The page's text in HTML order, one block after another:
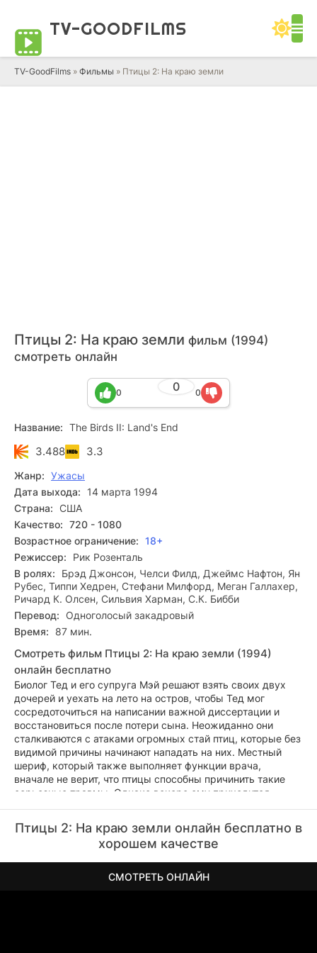
TV-GOODFILMS
TV-GoodFilms » Фильмы » Птицы 2: На краю земли
Птицы 2: На краю земли фильм (1994)
смотреть онлайн
0
0 0
Название: The Birds II: Land's End
3.488 3.3
Жанр: Ужасы
Дата выхода:
14 марта 1994
Страна: США
Качество: 720 - 1080
Возрастное ограничение: 18+
Режиссер:
Рик Розенталь
В ролях:
Брэд Джонсон, Челси Филд, Джеймс Нафтон, Ян
Рубес, Типпи Хедрен, Стефани Милфорд, Меган Галлахер,
Ричард К. Олсен, Сильвия Харман, С.К. Бибби
Перевод: Одноголосый закадровый
Время:
87 мин.
Смотреть фильм Птицы 2: На краю земли (1994)
онлайн бесплатно
Биолог Тед и его супруга Мэй решают взять своих двух
дочерей и уехать на лето на остров, чтобы Тед мог
сосредоточиться на написании важной диссертации и
восстановиться после потери сына. Неожиданно они
сталкиваются с атаками огромных стай птиц, которые без
видимой причины начинают нападать на них. Местный
шериф, который также выполняет функции врача,
вначале не верит, что птицы способны причинить такие
серьезные травмы. Однако вскоре ему приходится
Птицы 2: На краю земли онлайн бесплатно в
хорошем качестве
СМОТРЕТЬ ОНЛАЙН